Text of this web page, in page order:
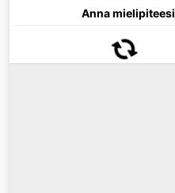
Anna mielipiteesi